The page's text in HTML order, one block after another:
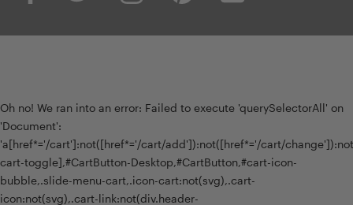
Oh no! We ran into an error: Failed to execute 'querySelectorAll' on
'Document':
'a[href*='/cart']:not([href*='/cart/add']):not([href*='/cart/
cart-toggle],#CartButton-Desktop,#CartButton,#cart-icon-
bubble,.slide-menu-cart,.icon-cart:not(svg),.cart-
icon:not(svg),.cart-link:not(div.header-